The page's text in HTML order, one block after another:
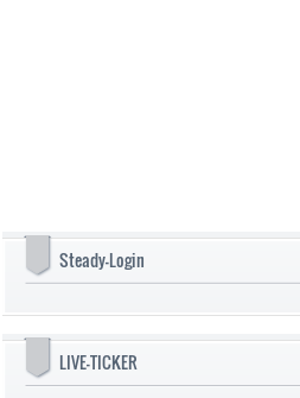
Steady-Login
LIVE-TICKER